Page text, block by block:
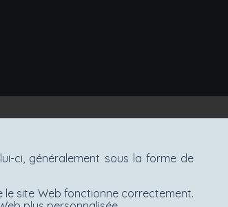
ci, généralement sous la forme de
site Web fonctionne correctement.